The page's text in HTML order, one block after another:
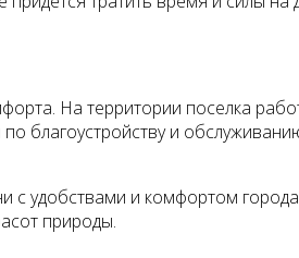
На территории поселка
благоустройству и
с удобствами и комфортом
природы.